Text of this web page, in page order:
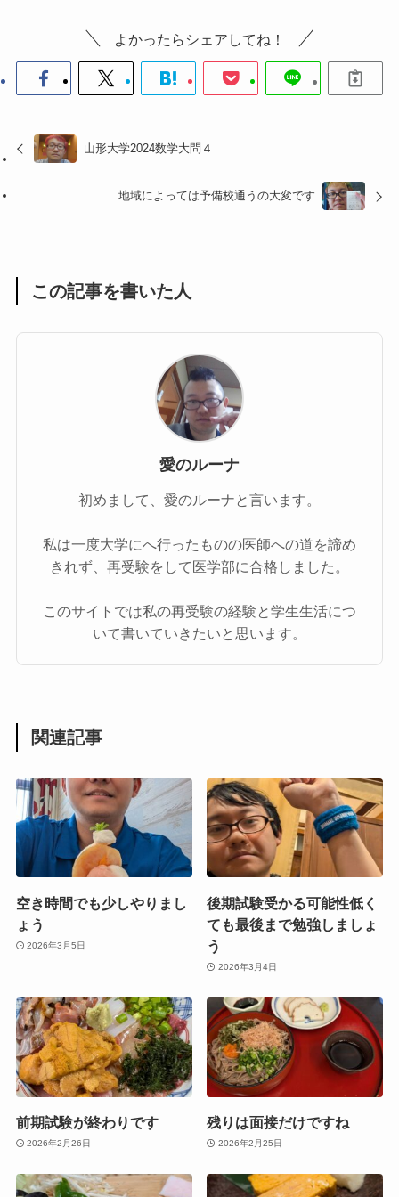
よかったらシェアしてね！
山形大学2024数学大問４
地域によっては予備校通うの大変です
この記事を書いた人
愛のルーナ
初めまして、愛のルーナと言います。
私は一度大学にへ行ったものの医師への道を諦め
きれず、再受験をして医学部に合格しました。
このサイトでは私の再受験の経験と学生生活につ
いて書いていきたいと思います。
関連記事
空き時間でも少しやりまし
ょう
2026年3月5日
後期試験受かる可能性低く
ても最後まで勉強しましょ
う
2026年3月4日
前期試験が終わりです
2026年2月26日
残りは面接だけですね
2026年2月25日